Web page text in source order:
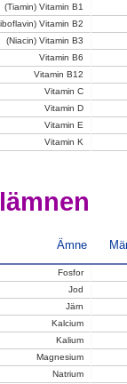
(Tiamin) Vitamin B1
Vitamin B2
(Niacin) Vitamin B3
Vitamin B6
Vitamin B12
Vitamin C
Vitamin D
Vitamin E
Vitamin K
Ämne
Fosfor
Jod
Järn
Kalcium
Kalium
Magnesium
Natrium